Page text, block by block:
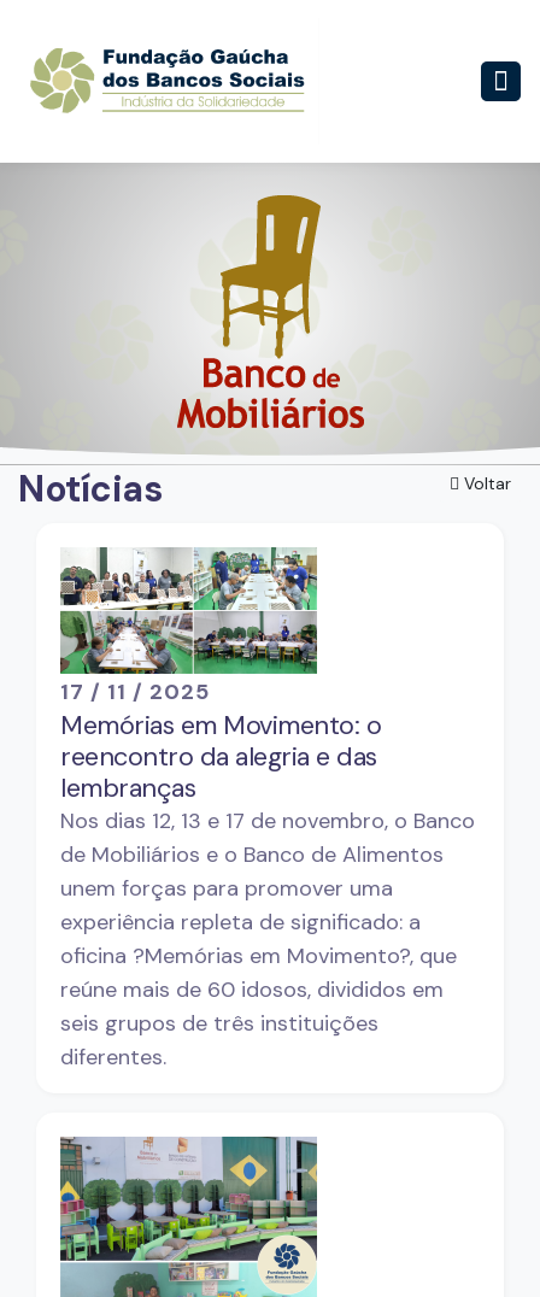
Voltar
Notícias
17 / 11 / 2025
Memórias em Movimento: o
reencontro da alegria e das
lembranças
Nos dias 12, 13 e 17 de novembro, o Banco
de Mobiliários e o Banco de Alimentos
unem forças para promover uma
experiência repleta de significado: a
oficina ?Memórias em Movimento?, que
reúne mais de 60 idosos, divididos em
seis grupos de três instituições
diferentes.